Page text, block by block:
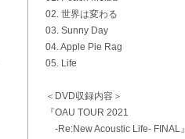
02. 世界は変わる
03. Sunny Day
04. Apple Pie Rag
05. Life
＜DVD収録内容＞
『OAU TOUR 2021
-Re:New Acoustic Life- FINAL』